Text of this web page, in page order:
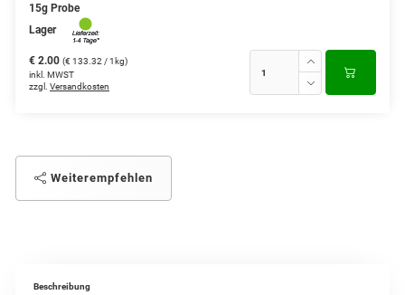
15g Probe
Lager
€ 2.00 (€ 133.32 / 1kg)
inkl. MWST
zzgl. Versandkosten
Weiterempfehlen
Beschreibung